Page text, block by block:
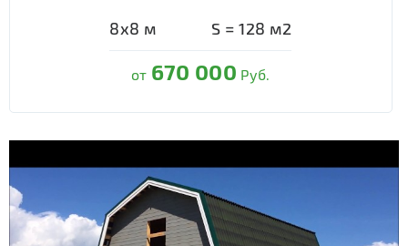
8х8 м S =128 м2
от 670 000 Руб.